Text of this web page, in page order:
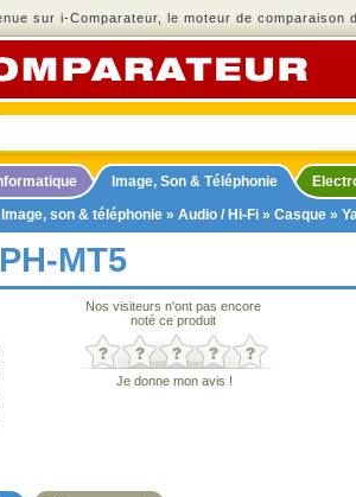
sur i-Comparateur, le moteur de comparaison
Image, Son & Téléphonie
Image, son & téléphonie » Audio / Hi-Fi » Casque »
MT5
Nos visiteurs n'ont pas encore
noté ce produit
Je donne mon avis !